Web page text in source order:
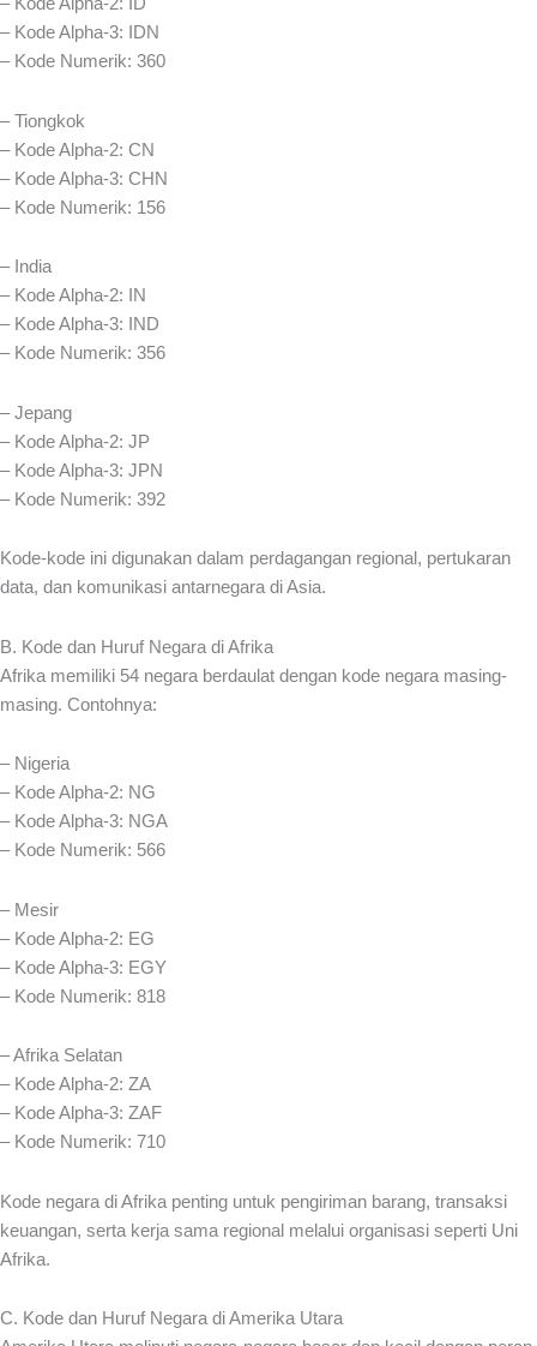
– Kode Alpha-3: IDN
– Kode Numerik: 360
– Tiongkok
– Kode Alpha-2: CN
– Kode Alpha-3: CHN
– Kode Numerik: 156
– India
– Kode Alpha-2: IN
– Kode Alpha-3: IND
– Kode Numerik: 356
– Jepang
– Kode Alpha-2: JP
– Kode Alpha-3: JPN
– Kode Numerik: 392
Kode-kode ini digunakan dalam perdagangan regional, pertukaran
data, dan komunikasi antarnegara di Asia.
B. Kode dan Huruf Negara di Afrika
Afrika memiliki 54 negara berdaulat dengan kode negara masing-
masing. Contohnya:
– Nigeria
– Kode Alpha-2: NG
– Kode Alpha-3: NGA
– Kode Numerik: 566
– Mesir
– Kode Alpha-2: EG
– Kode Alpha-3: EGY
– Kode Numerik: 818
– Afrika Selatan
– Kode Alpha-2: ZA
– Kode Alpha-3: ZAF
– Kode Numerik: 710
Kode negara di Afrika penting untuk pengiriman barang, transaksi
keuangan, serta kerja sama regional melalui organisasi seperti Uni
Afrika.
C. Kode dan Huruf Negara di Amerika Utara